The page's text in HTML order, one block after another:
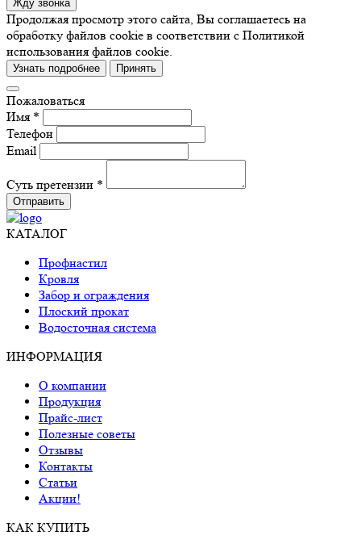
Жду звонка
Продолжая просмотр этого сайта, Вы соглашаетесь на
обработку файлов cookie в соответствии с Политикой
использования файлов cookie.
Узнать подробнее Принять
Пожаловаться
Имя *
Телефон
Email
Суть претензии *
Отправить
КАТАЛОГ
Профнастил
Кровля
Забор и ограждения
Плоский прокат
Водосточная система
ИНФОРМАЦИЯ
О компании
Продукция
Прайс-лист
Полезные советы
Отзывы
Контакты
Статьи
Акции!
КАК КУПИТЬ